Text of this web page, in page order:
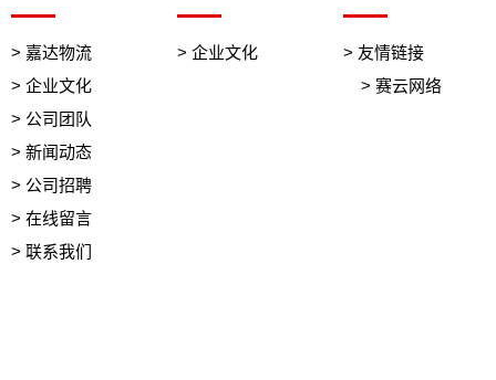
> 嘉达物流
> 企业文化
> 公司团队
> 新闻动态
> 公司招聘
> 在线留言
> 联系我们
> 企业文化
> 友情链接
> 赛云网络